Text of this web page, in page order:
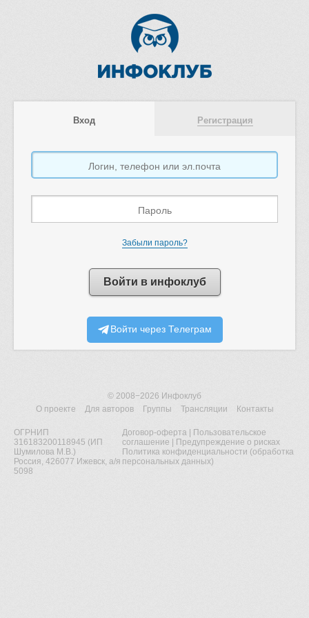
Вход Регистрация
Забыли пароль?
Войти в инфоклуб
Войти через Телеграм
© 2008−2026 Инфоклуб
О проекте
Для авторов Группы Трансляции Контакты
ОГРНИП
316183200118945 (ИП
Шумилова М.В.)
Россия, 426077 Ижевск, а/я
5098
Договор-оферта
Пользовательское
соглашение
Предупреждение о рисках
Политика конфиденциальности (обработка
персональных данных)